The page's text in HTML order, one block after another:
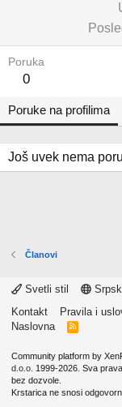
Poruka
0
Poruke na profilima
Još uvek nema
Članovi
Svetli stil
Kontakt
Pravila i
Naslovna
R
Community platform by
d.o.o. 1999-2026. Sva
bez dozvole.
Krstarica ne snosi